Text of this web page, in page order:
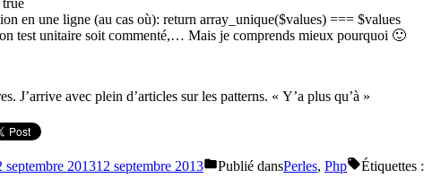
en une ligne (au cas où): return array_unique($values) === $values
test unitaire soit commenté,… Mais je comprends mieux pourquoi 🙂
J’arrive avec plein d’articles sur les patterns. « Y’a plus qu’à »
septembre 201312 septembre 2013 Publié dansPerles, Php Étiquettes :